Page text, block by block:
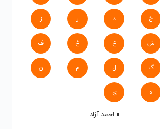
خ د ر ز
ش ع غ ف
گ ل م ن
ه ی
احمد آزاد